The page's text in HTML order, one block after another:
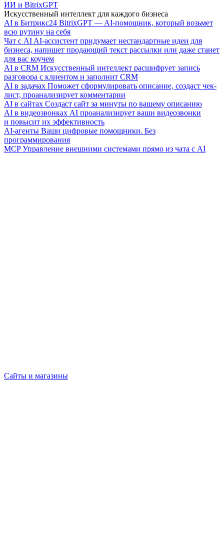
ИИ и BitrixGPT
Искусственный интеллект для каждого бизнеса
AI в Битрикс24 BitrixGPT — AI-помощник, который возьмет
всю рутину на себя
Чат с AI AI-ассистент придумает нестандартные идеи для
бизнеса, напишет продающий текст рассылки или даже станет
для вас коучем
AI в CRM Искусственный интеллект расшифрует запись
разговора с клиентом и заполнит CRM
AI в задачах Поможет сформулировать описание, создаст чек-
лист, проанализирует комментарии
AI в сайтах Создаст сайт за минуты по вашему описанию
AI в видеозвонках AI проанализирует ваши видеозвонки
и повысит их эффективность
AI-агенты Ваши цифровые помощники. Без
программирования
MCP Управление внешними системами прямо из чата с AI
Сайты и магазины